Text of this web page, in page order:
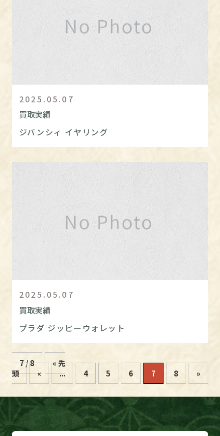
2025.05.07
買取実績
ジバンシィ イヤリング
2025.05.07
買取実績
プラダ ジッピーウォレット
7 / 8
« 先
頭
« ... 4 5 6 7 8 »